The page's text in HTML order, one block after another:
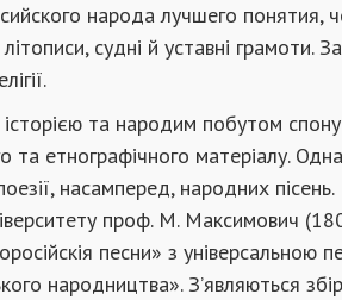
народа лучшего понятия,
судні й уставні грамоти.
історією та народим побутом
та етнографічного матеріалу.
насамперед, народних
проф. М. Максимович
песни» з універсальною
народництва». З’являються